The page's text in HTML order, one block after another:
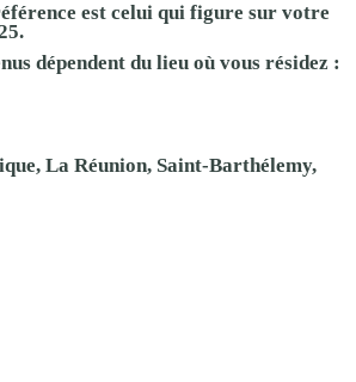
est celui qui figure sur votre
dépendent du lieu où vous résidez :
La Réunion, Saint-Barthélemy,